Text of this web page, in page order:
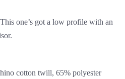
one’s got a low profile with an
cotton twill, 65% polyester